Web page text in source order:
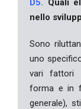
nello
Sono
uno
vari fattori
forma e in
generale),